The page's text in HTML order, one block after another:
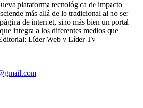
plataforma tecnológica de impacto
más allá de lo tradicional al no ser
de internet, sino más bien un portal
integra a los diferentes medios que
Líder Web y Líder Tv